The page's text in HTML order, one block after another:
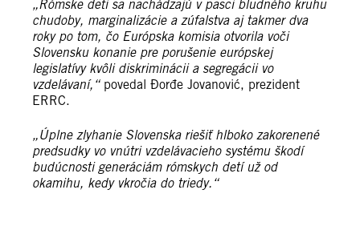
„Rómske deti sa nachádzajú v pasci bludného kruhu
chudoby, marginalizácie a zúfalstva aj takmer dva
roky po tom, čo Európska komisia otvorila voči
Slovensku konanie pre porušenie európskej
legislatívy kvôli diskriminácii a segregácii vo
vzdelávaní,“povedal Ðorđe Jovanović, prezident
ERRC.
„Úplne zlyhanie Slovenska riešiť hlboko zakorenené
predsudky vo vnútri vzdelávacieho systému škodí
budúcnosti generáciám rómskych detí už od
okamihu, kedy vkročia do triedy.“